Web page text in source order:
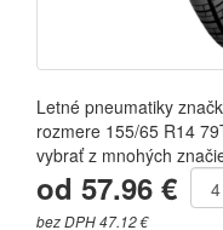
Letné pneumatiky
rozmere 155/65 R14
vybrať z mnohých
od 57.96 €
bez DPH 47.12 €